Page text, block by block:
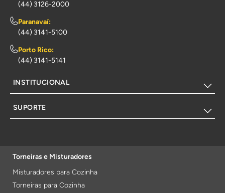
(44) 3126-2000
Paranavaí:
(44) 3141-5100
Porto Rico:
(44) 3141-5141
INSTITUCIONAL
SUPORTE
Torneiras e Misturadores
Misturadores para Cozinha
Torneiras para Cozinha